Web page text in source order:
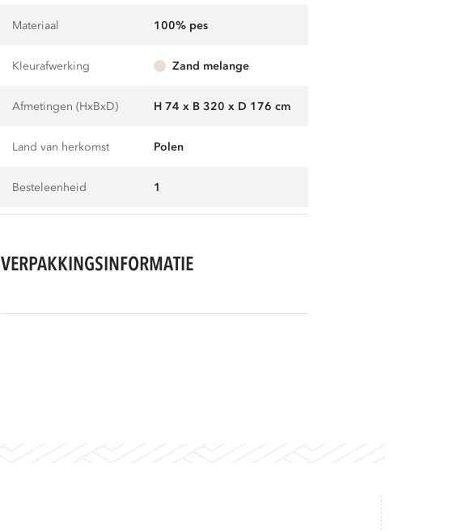
Materiaal 100% pes
Kleurafwerking zand melange
Afmetingen (HxBxD) H 74 x B 320 x D 176 cm
Land van herkomst Polen
Besteleenheid 1
VERPAKKINGSINFORMATIE